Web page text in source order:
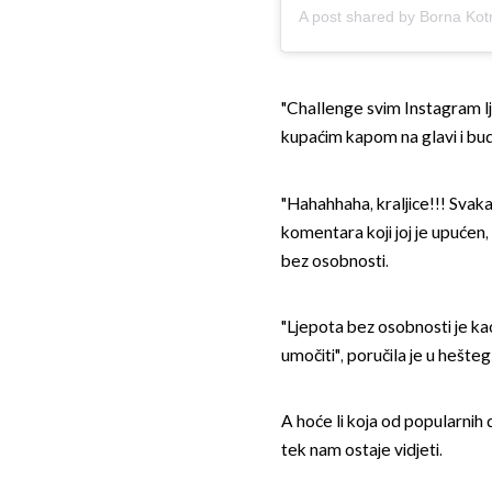
A post shared by Borna
"Challenge svim Instagram
kupaćim kapom na glavi i
"Hahahhaha, kraljice!!!
komentara koji joj je
bez osobnosti.
"Ljepota bez osobnosti je
umočiti", poručila je u
A hoće li koja od popularnih
tek nam ostaje vidjeti.